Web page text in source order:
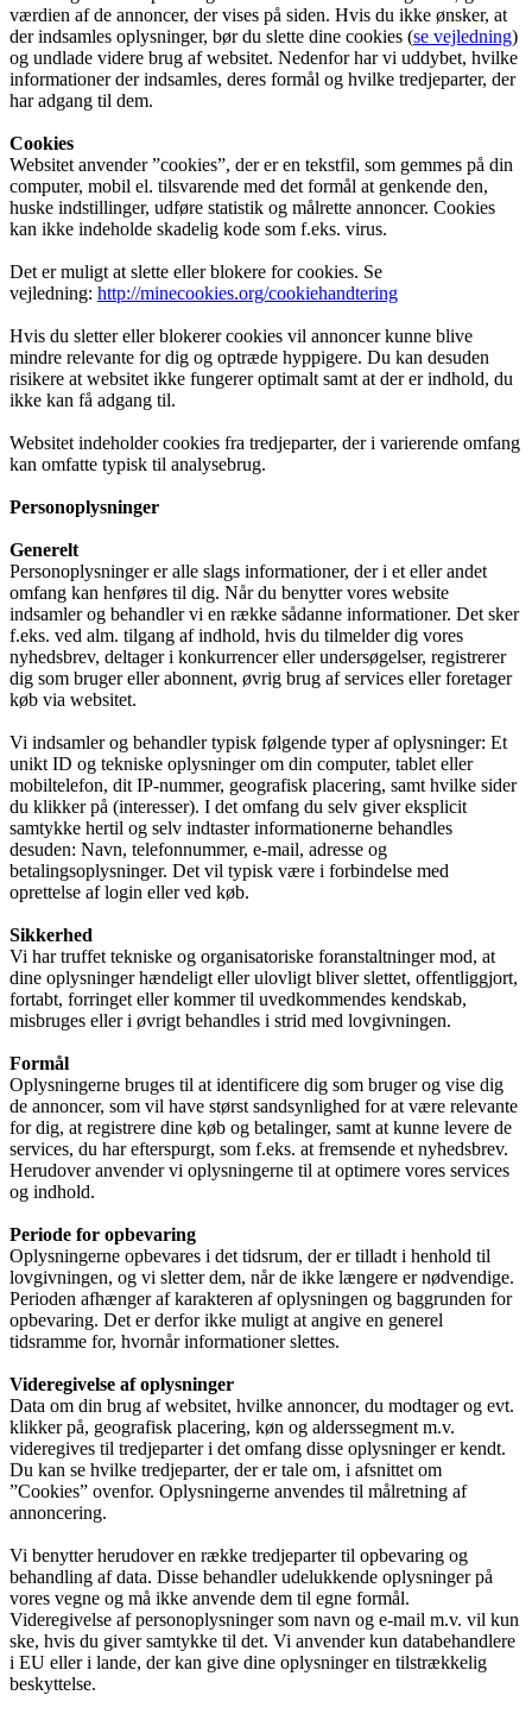
værdien af de annoncer, der vises på siden. Hvis du ikke ønsker, at
der indsamles oplysninger, bør du slette dine cookies (se vejledning)
og undlade videre brug af websitet. Nedenfor har vi uddybet, hvilke
informationer der indsamles, deres formål og hvilke tredjeparter, der
har adgang til dem.
Cookies
Websitet anvender ”cookies”, der er en tekstfil, som gemmes på din
computer, mobil el. tilsvarende med det formål at genkende den,
huske indstillinger, udføre statistik og målrette annoncer. Cookies
kan ikke indeholde skadelig kode som f.eks. virus.
Det er muligt at slette eller blokere for cookies. Se
vejledning: http://minecookies.org/cookiehandtering
Hvis du sletter eller blokerer cookies vil annoncer kunne blive
mindre relevante for dig og optræde hyppigere. Du kan desuden
risikere at websitet ikke fungerer optimalt samt at der er indhold, du
ikke kan få adgang til.
Websitet indeholder cookies fra tredjeparter, der i varierende omfang
kan omfatte typisk til analysebrug.
Personoplysninger
Generelt
Personoplysninger er alle slags informationer, der i et eller andet
omfang kan henføres til dig. Når du benytter vores website
indsamler og behandler vi en række sådanne informationer. Det sker
f.eks. ved alm. tilgang af indhold, hvis du tilmelder dig vores
nyhedsbrev, deltager i konkurrencer eller undersøgelser, registrerer
dig som bruger eller abonnent, øvrig brug af services eller foretager
køb via websitet.
Vi indsamler og behandler typisk følgende typer af oplysninger: Et
unikt ID og tekniske oplysninger om din computer, tablet eller
mobiltelefon, dit IP-nummer, geografisk placering, samt hvilke sider
du klikker på (interesser). I det omfang du selv giver eksplicit
samtykke hertil og selv indtaster informationerne behandles
desuden: Navn, telefonnummer, e-mail, adresse og
betalingsoplysninger. Det vil typisk være i forbindelse med
oprettelse af login eller ved køb.
Sikkerhed
Vi har truffet tekniske og organisatoriske foranstaltninger mod, at
dine oplysninger hændeligt eller ulovligt bliver slettet, offentliggjort,
fortabt, forringet eller kommer til uvedkommendes kendskab,
misbruges eller i øvrigt behandles i strid med lovgivningen.
Formål
Oplysningerne bruges til at identificere dig som bruger og vise dig
de annoncer, som vil have størst sandsynlighed for at være relevante
for dig, at registrere dine køb og betalinger, samt at kunne levere de
services, du har efterspurgt, som f.eks. at fremsende et nyhedsbrev.
Herudover anvender vi oplysningerne til at optimere vores services
og indhold.
Periode for opbevaring
Oplysningerne opbevares i det tidsrum, der er tilladt i henhold til
lovgivningen, og vi sletter dem, når de ikke længere er nødvendige.
Perioden afhænger af karakteren af oplysningen og baggrunden for
opbevaring. Det er derfor ikke muligt at angive en generel
tidsramme for, hvornår informationer slettes.
Videregivelse af oplysninger
Data om din brug af websitet, hvilke annoncer, du modtager og evt.
klikker på, geografisk placering, køn og alderssegment m.v.
videregives til tredjeparter i det omfang disse oplysninger er kendt.
Du kan se hvilke tredjeparter, der er tale om, i afsnittet om
”Cookies” ovenfor. Oplysningerne anvendes til målretning af
annoncering.
Vi benytter herudover en række tredjeparter til opbevaring og
behandling af data. Disse behandler udelukkende oplysninger på
vores vegne og må ikke anvende dem til egne formål.
Videregivelse af personoplysninger som navn og e-mail m.v. vil kun
ske, hvis du giver samtykke til det. Vi anvender kun databehandlere
i EU eller i lande, der kan give dine oplysninger en tilstrækkelig
beskyttelse.